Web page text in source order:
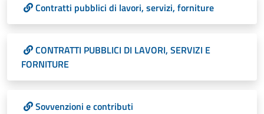
Contratti pubblici di lavori, servizi, forniture
CONTRATTI PUBBLICI DI LAVORI, SERVIZI E
FORNITURE
Sovvenzioni e contributi